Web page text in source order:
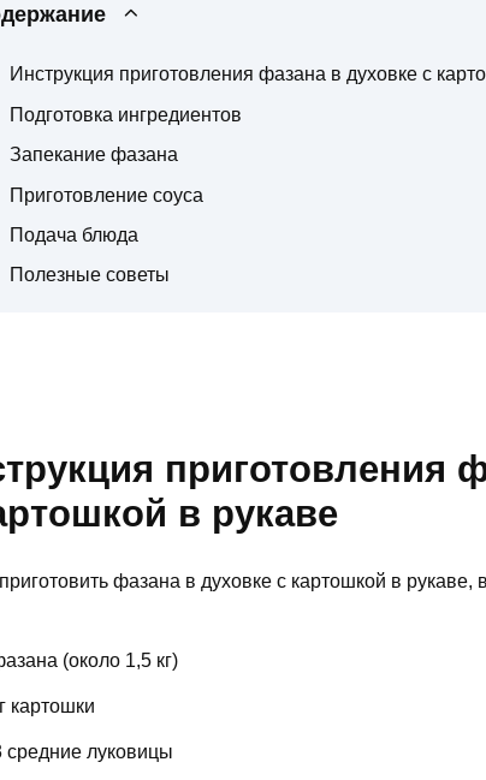
Инструкция приготовления фазана в духовке с
Подготовка ингредиентов
Запекание фазана
Приготовление соуса
Подача блюда
Полезные советы
приготовления
в рукаве
фазана в духовке с картошкой в рукаве,
(около 1,5 кг)
картошки
средние луковицы